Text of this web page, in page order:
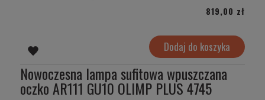
819,00 zł
Dodaj do koszyka
Nowoczesna lampa sufitowa wpuszczana
oczko AR111 GU10 OLIMP PLUS 4745